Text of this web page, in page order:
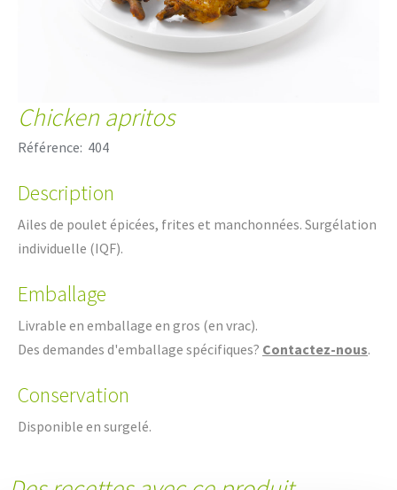
Chicken apritos
Référence: 404
Description
Ailes de poulet épicées, frites et manchonnées. Surgélation
individuelle (IQF).
Emballage
Livrable en emballage en gros (en vrac).
Des demandes d'emballage spécifiques? Contactez-nous.
Conservation
Disponible en surgelé.